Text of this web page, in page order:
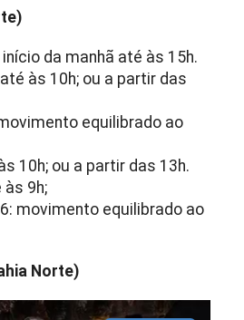
da manhã até às 15h.
às 10h; ou a partir das
equilibrado ao
10h; ou a partir das 13h.
às 9h;
movimento equilibrado ao
Norte)